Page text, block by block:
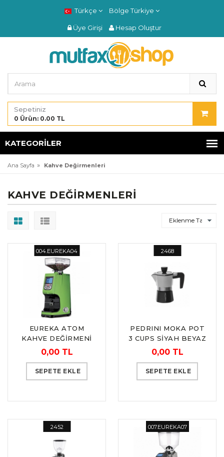
Türkçe BölgeTürkiye
Üye Girişi Hesap Oluştur
Sepetiniz
0 Ürün: 0.00 TL
KATEGORILER
Ana Sayfa » Kahve Değirmenleri
KAHVE DEĞIRMENLERI
004.EUREKA04
EUREKA ATOM
KAHVE DEĞİRMENİ
0,00 TL
SEPETE EKLE
2468
PEDRINI MOKA POT
3 CUPS SİYAH BEYAZ
ŞEFFAF KAPAKLI
0,00 TL
SEPETE EKLE
2452 007.EUREKA07